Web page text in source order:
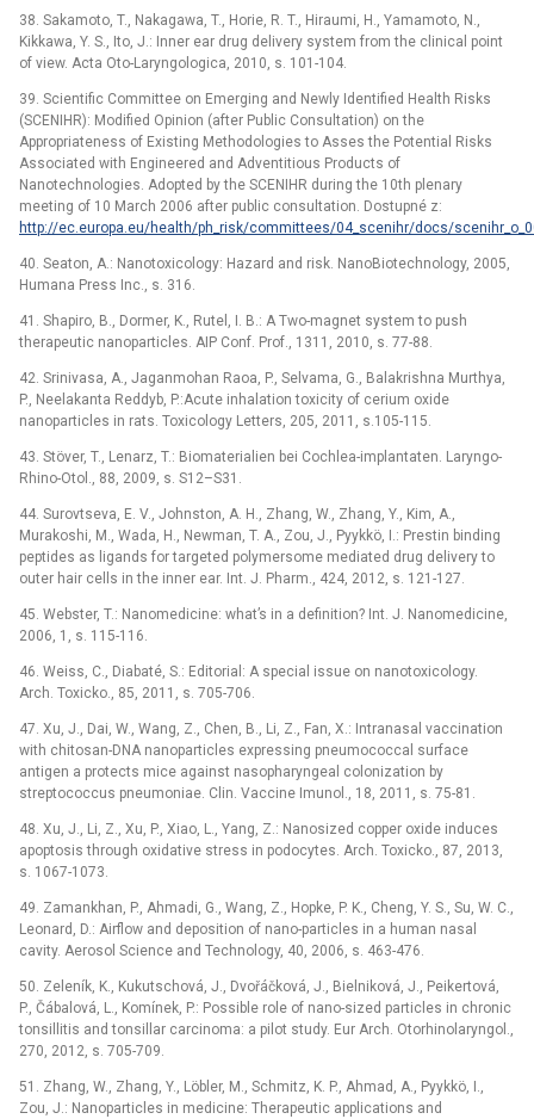
38. Sakamoto, T., Nakagawa, T., Horie, R. T., Hiraumi, H., Yamamoto, N.,
Kikkawa, Y. S., Ito, J.: Inner ear drug delivery system from the clinical point
of view. Acta Oto-Laryngologica, 2010, s. 101-104.
39. Scientific Committee on Emerging and Newly Identified Health Risks
(SCENIHR): Modified Opinion (after Public Consultation) on the
Appropriateness of Existing Methodologies to Asses the Potential Risks
Associated with Engineered and Adventitious Products of
Nanotechnologies. Adopted by the SCENIHR during the 10th plenary
meeting of 10 March 2006 after public consultation. Dostupné z:
http://ec.europa.eu/health/ph_risk/committees/04_scenihr/docs/
40. Seaton, A.: Nanotoxicology: Hazard and risk. Nano­Biotechnology, 2005,
Humana Press Inc., s. 316.
41. Shapiro, B., Dormer, K., Rutel, I. B.: A Two-magnet system to push
therapeutic nanoparticles. AIP Conf. Prof., 1311, 2010, s. 77-88.
42. Srinivasa, A., Jaganmohan Raoa, P., Selvama, G., Balakrishna Murthya,
P., Neelakanta Reddyb, P.:Acute inhalation toxicity of cerium oxide
nanoparticles in rats. Toxicology Letters, 205, 2011, s.105-115.
43. Stöver, T., Lenarz, T.: Biomaterialien bei Cochlea-implantaten. Laryngo-
Rhino-Otol., 88, 2009, s. S12–S31.
44. Surovtseva, E. V., Johnston, A. H., Zhang, W., Zhang, Y., Kim, A.,
Murakoshi, M., Wada, H., Newman, T. A., Zou, J., Pyykkö, I.: Prestin binding
peptides as ligands for targeted polymersome mediated drug delivery to
outer hair cells in the inner ear. Int. J. Pharm., 424, 2012, s. 121-127.
45. Webster, T.: Nanomedicine: what’s in a definition? Int. J. Nanomedicine,
2006, 1, s. 115-116.
46. Weiss, C., Diabaté, S.: Editorial: A special issue on nanotoxicology.
Arch. Toxicko., 85, 2011, s. 705-706.
47. Xu, J., Dai, W., Wang, Z., Chen, B., Li, Z., Fan, X.: Intranasal vaccination
with chitosan-DNA nanoparticles expressing pneumococcal surface
antigen a protects mice against nasopharyngeal colonization by
streptococcus pneumoniae. Clin. Vaccine Imunol., 18, 2011, s. 75-81.
48. Xu, J., Li, Z., Xu, P., Xiao, L., Yang, Z.: Nanosized copper oxide induces
apoptosis through oxidative stress in podocytes. Arch. Toxicko., 87, 2013,
s. 1067-1073.
49. Zamankhan, P., Ahmadi, G., Wang, Z., Hopke, P. K., Cheng, Y. S., Su, W. C.,
Leonard, D.: Airflow and deposition of nano-particles in a human nasal
cavity. Aerosol Science and Technology, 40, 2006, s. 463-476.
50. Zeleník, K., Kukutschová, J., Dvořáčková, J., Bielniková, J., Peikertová,
P., Čábalová, L., Komínek, P.: Possible role of nano-sized particles in chronic
tonsillitis and tonsillar carcinoma: a pilot study. Eur Arch. Otorhinolaryngol.,
270, 2012, s. 705-709.
51. Zhang, W., Zhang, Y., Löbler, M., Schmitz, K. P., Ahmad, A., Pyykkö, I.,
Zou, J.: Nanoparticles in medicine: Therapeutic applications and